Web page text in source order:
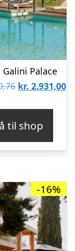
Palace
Den
var:
kr. 3.430,76.
kr. 2.931,00
til shop
-16%